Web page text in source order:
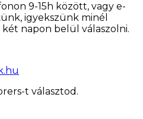
9-15h között, vagy e-
igyekszünk minél
napon belül válaszolni.
t választod.